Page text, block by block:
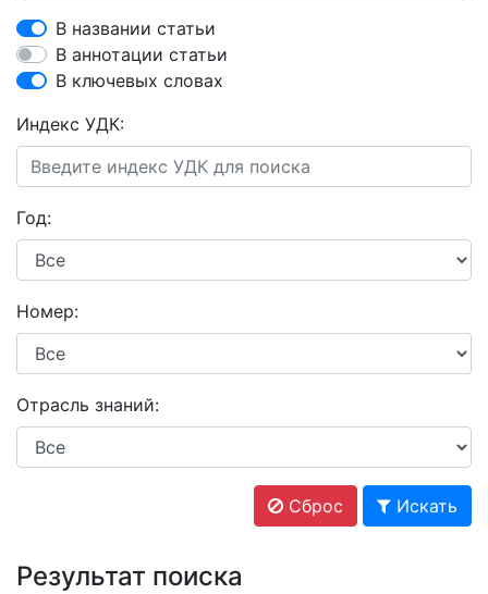
В названии статьи
В аннотации статьи
В ключевых словах
Индекс УДК:
Год:
Номер:
Отрасль знаний:
Сброс Искать
Результат поиска